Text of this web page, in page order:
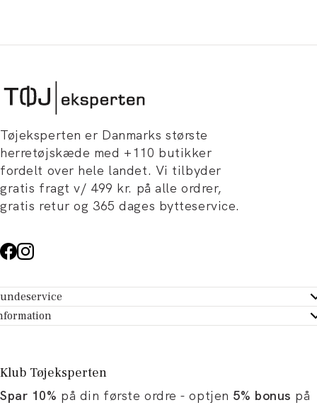
Tøjeksperten er Danmarks største
herretøjskæde med +110 butikker
fordelt over hele landet. Vi tilbyder
gratis fragt v/ 499 kr. på alle ordrer,
gratis retur og 365 dages bytteservice.
- Hjælpecenter
dit køb
Tøjeksperten
og artikler
Klub Tøjeksperten
Spar 10% på din første ordre - optjen 5% bonus på